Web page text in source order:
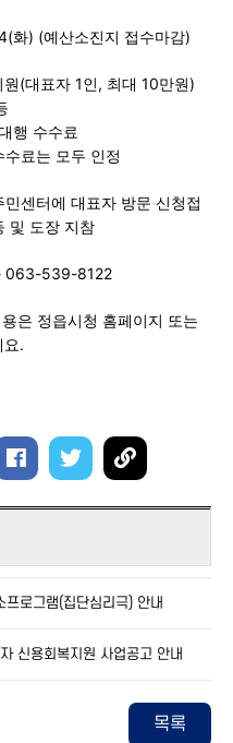
화) (예산소진지 접수마감)
(대표자 1인, 최대 10만원)
행 수수료
료는 모두 인정
센터에 대표자 방문 신청접
및 도장 지참
063-539-8122
은 정읍시청 홈페이지 또는
요.
로그램(집단심리극) 안내
신용회복지원 사업공고 안내
목록